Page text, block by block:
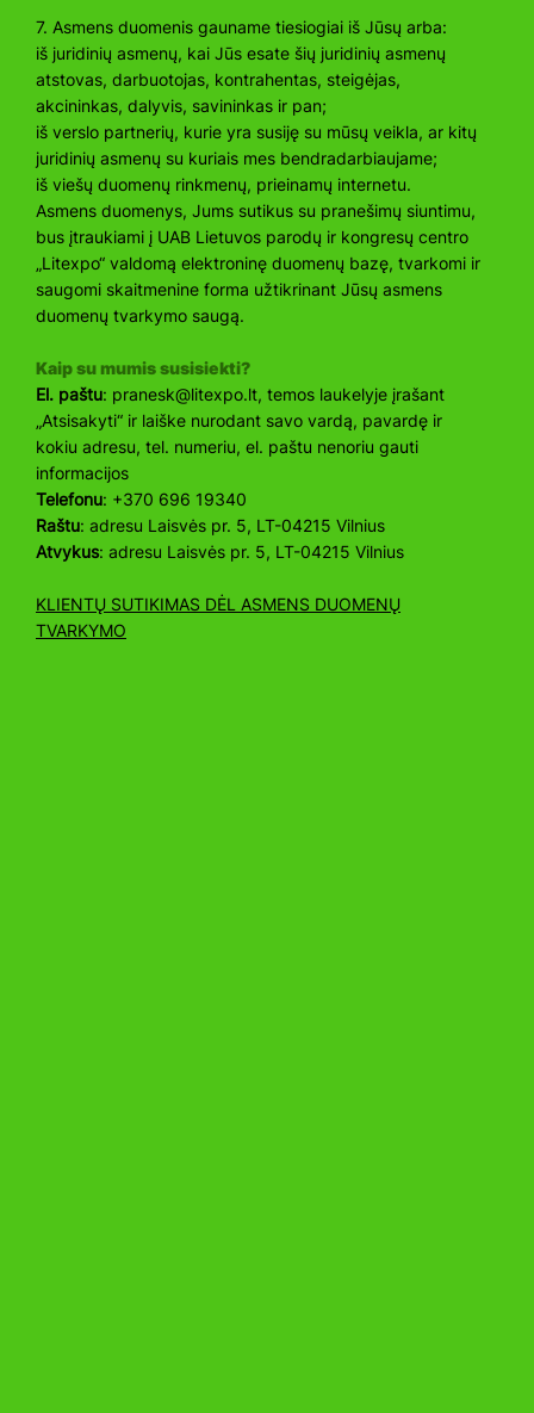
7. Asmens duomenis gauname tiesiogiai iš Jūsų arba:
iš juridinių asmenų, kai Jūs esate šių juridinių asmenų
atstovas, darbuotojas, kontrahentas, steigėjas,
akcininkas, dalyvis, savininkas ir pan;
iš verslo partnerių, kurie yra susiję su mūsų veikla, ar kitų
juridinių asmenų su kuriais mes bendradarbiaujame;
iš viešų duomenų rinkmenų, prieinamų internetu.
Asmens duomenys, Jums sutikus su pranešimų siuntimu,
bus įtraukiami į UAB Lietuvos parodų ir kongresų centro
„Litexpo“ valdomą elektroninę duomenų bazę, tvarkomi ir
saugomi skaitmenine forma užtikrinant Jūsų asmens
duomenų tvarkymo saugą.
Kaip su mumis susisiekti?
El. paštu: pranesk@litexpo.lt, temos laukelyje įrašant
„Atsisakyti“ ir laiške nurodant savo vardą, pavardę ir
kokiu adresu, tel. numeriu, el. paštu nenoriu gauti
informacijos
Telefonu: +370 696 19340
Raštu: adresu Laisvės pr. 5, LT-04215 Vilnius
Atvykus: adresu Laisvės pr. 5, LT-04215 Vilnius
KLIENTŲ SUTIKIMAS DĖL ASMENS DUOMENŲ
TVARKYMO